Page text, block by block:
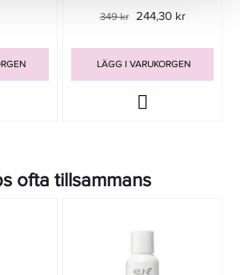
349 kr 244,30 kr
LÄGG I VARUKORGEN
ofta tillsammans